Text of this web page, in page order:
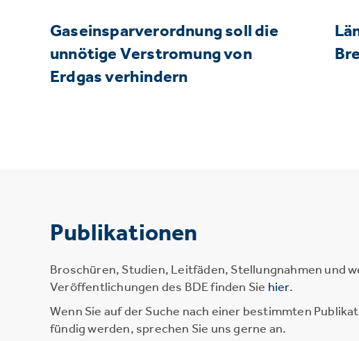
Gaseinsparverordnung soll die
unnötige Verstromung von
Erdgas verhindern
Publikationen
Broschüren, Studien, Leitfäden, Stellungnahmen und
Veröffentlichungen des BDE finden Sie hier.
Wenn Sie auf der Suche nach einer bestimmten
fündig werden, sprechen Sie uns gerne an.